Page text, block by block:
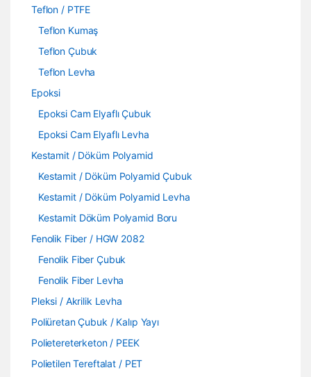
Teflon / PTFE
Teflon Kumaş
Teflon Çubuk
Teflon Levha
Epoksi
Epoksi Cam Elyaflı Çubuk
Epoksi Cam Elyaflı Levha
Kestamit / Döküm Polyamid
Kestamit / Döküm Polyamid Çubuk
Kestamit / Döküm Polyamid Levha
Kestamit Döküm Polyamid Boru
Fenolik Fiber / HGW 2082
Fenolik Fiber Çubuk
Fenolik Fiber Levha
Pleksi / Akrilik Levha
Poliüretan Çubuk / Kalıp Yayı
Polietereterketon / PEEK
Polietilen Tereftalat / PET